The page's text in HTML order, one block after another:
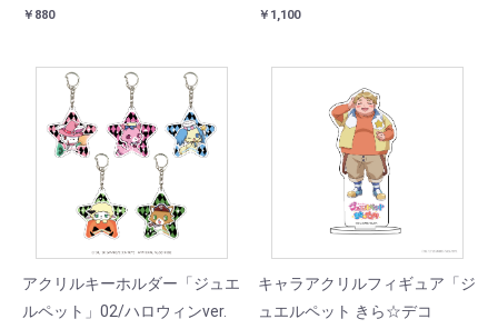
￥880 ￥1,100
アクリルキーホルダー「ジュエ
ルペット」02/ハロウィンver.
キャラアクリルフィギュア「ジ
ュエルペット きら☆デコ